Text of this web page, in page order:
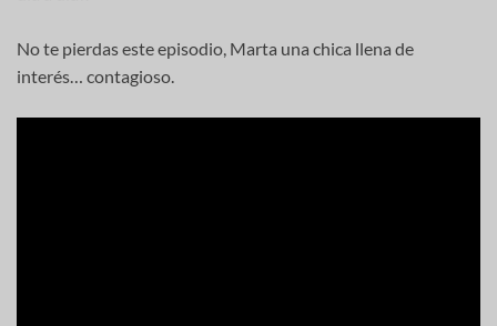
No te pierdas este episodio, Marta una chica llena de
interés… contagioso.